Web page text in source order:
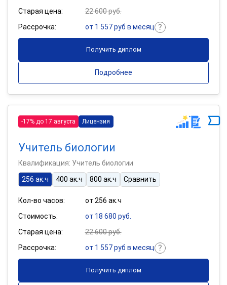
Старая цена:
22 600 руб.
Рассрочка:
от 1 557 руб в месяц
Получить диплом
Подробнее
-17% до 17 августа Лицензия
Учитель биологии
Квалификация: Учитель биологии
256 ак.ч
400 ак.ч 800 ак.ч Сравнить
Кол-во часов:
от 256 ак.ч
Стоимость:
от 18 680 руб.
Старая цена:
22 600 руб.
Рассрочка:
от 1 557 руб в месяц
Получить диплом